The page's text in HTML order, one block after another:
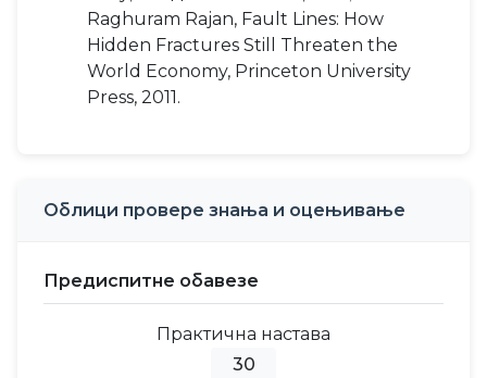
Raghuram Rajan, Fault Lines: How
Hidden Fractures Still Threaten the
World Economy, Princeton University
Press, 2011.
Облици провере знања и оцењивање
Предиспитне обавезе
Практична настава
30